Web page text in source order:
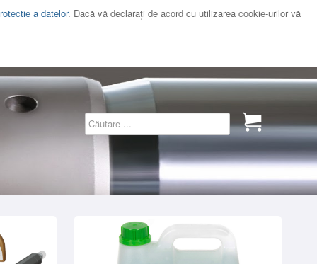
a datelor. Dacă vă declaraţi de acord cu utilizarea cookie-urilor vă